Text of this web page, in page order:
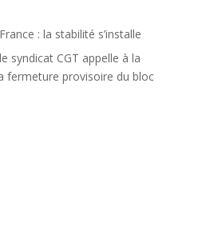
: la stabilité s’installe
syndicat CGT appelle à la
fermeture provisoire du bloc